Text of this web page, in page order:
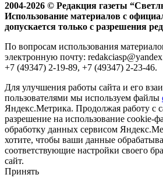
2004-2026 © Редакция газеты
Использование материалов с
допускается только с разрешения
По вопросам использования
электронную почту:
+7 (49347) 2-19-89, +7 (49347) 2-23-46.
Для улучшения работы сайта и его
пользователями мы используем файлы
Яндекс.Метрика. Продолжая работу с
разрешение на использование cookie-
обработку данных сервисом
хотите, чтобы ваши данные
соответствующие настройки своего
сайт.
Принять